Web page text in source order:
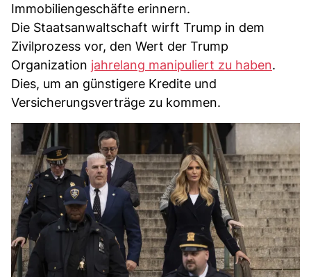
Immobiliengeschäfte erinnern.
Die Staatsanwaltschaft wirft Trump in dem
Zivilprozess vor, den Wert der Trump
Organization jahrelang manipuliert zu haben.
Dies, um an günstigere Kredite und
Versicherungsverträge zu kommen.